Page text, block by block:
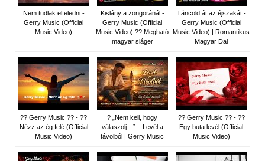
Nem tudlak elfeledni -
Gerry Music (Official
Music Video)
Kislány a zongoránál -
Gerry Music (Official
Music Video) ?? Megható
magyar sláger
Táncold át az éjszakát -
Gerry Music (Official
Music Video) | Romantikus
Magyar Dal
?? Gerry Music ?? - ??
Nézz az ég felé (Official
Music Video)
? „Nem kell, hogy
válaszolj…” – Levél a
távolból | Gerry Music
?? Gerry Music ?? - ??
Egy buta levél (Official
Music Video)